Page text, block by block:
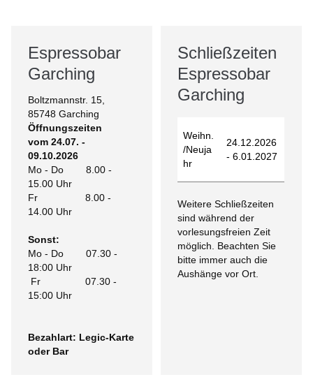
Espressobar
Garching
Boltzmannstr. 15,
85748 Garching
Öffnungszeiten
vom 24.07. -
09.10.2026
Mo - Do 8.00 -
15.00 Uhr
Fr 8.00 -
14.00 Uhr
Sonst:
Mo - Do 07.30 -
18:00 Uhr
Fr 07.30 -
15:00 Uhr
Bezahlart: Legic-Karte
oder Bar
Schließzeiten
Espressobar
Garching
Weihn.
/Neuja
hr
24.12.2026
- 6.01.2027
Weitere Schließzeiten
sind während der
vorlesungsfreien Zeit
möglich. Beachten Sie
bitte immer auch die
Aushänge vor Ort.